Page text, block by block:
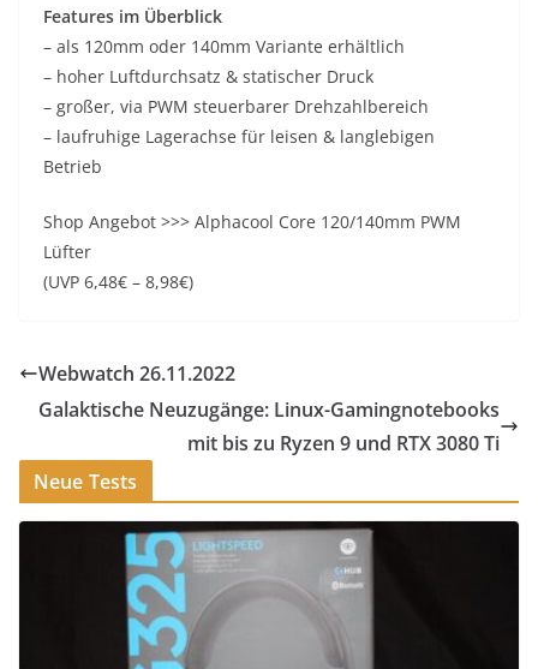
Features im Überblick
– als 120mm oder 140mm Variante erhältlich
– hoher Luftdurchsatz & statischer Druck
– großer, via PWM steuerbarer Drehzahlbereich
– laufruhige Lagerachse für leisen & langlebigen
Betrieb
Shop Angebot >>> Alphacool Core 120/140mm PWM
Lüfter
(UVP 6,48€ – 8,98€)
Webwatch 26.11.2022
Galaktische Neuzugänge: Linux-Gamingnotebooks
mit bis zu Ryzen 9 und RTX 3080 Ti
Neue Tests